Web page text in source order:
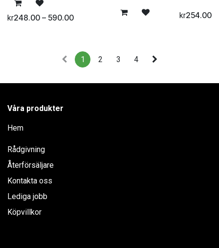
kr248.00 – 590.00 kr254.00
1 2 3 4
Våra produkter
Hem
Rådgivning
Återförsäljare
Kontakta oss
Lediga jobb
Köpvillkor